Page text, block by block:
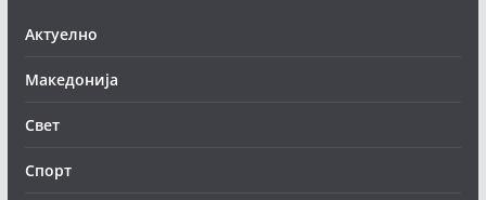
Актуелно
Македонија
Свет
Спорт